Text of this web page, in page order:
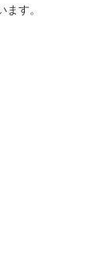
す。